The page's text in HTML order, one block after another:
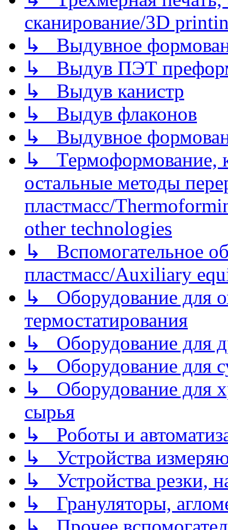
сканирование/3D
↳ Выдувное
↳ Выдув ПЭТ
↳ Выдув канистр
↳ Выдув флаконов
↳ Выдувное
↳ Термоформование,
остальные методы
пластмасс/
other technologies
↳ Вспомогательное
пластмасс/Auxiliary
↳ Оборудование для
термостатирования
↳ Оборудование для
↳ Оборудование для
↳ Оборудование для
сырья
↳ Роботы и
↳ Устройства
↳ Устройства резки,
↳ Грануляторы,